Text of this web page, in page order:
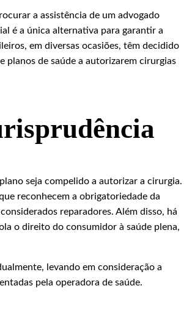
a assistência de um advogado
é a única alternativa para garantir a
em diversas ocasiões, têm decidido
planos de saúde a autorizarem cirurgias
seja compelido a autorizar a cirurgia.
reconhecem a obrigatoriedade da
reparadores. Além disso, há
o direito do consumidor à saúde plena,
levando em consideração a
pela operadora de saúde.